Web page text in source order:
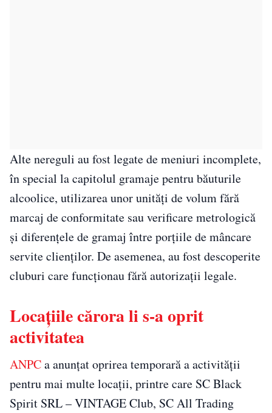
Alte nereguli au fost legate de meniuri incomplete,
în special la capitolul gramaje pentru băuturile
alcoolice, utilizarea unor unități de volum fără
marcaj de conformitate sau verificare metrologică
și diferențele de gramaj între porțiile de mâncare
servite clienților. De asemenea, au fost descoperite
cluburi care funcționau fără autorizații legale.
Locațiile cărora li s-a oprit
activitatea
ANPCa anunțat oprirea temporară a activității
pentru mai multe locații, printre care SC Black
Spirit SRL – VINTAGE Club, SC All Trading